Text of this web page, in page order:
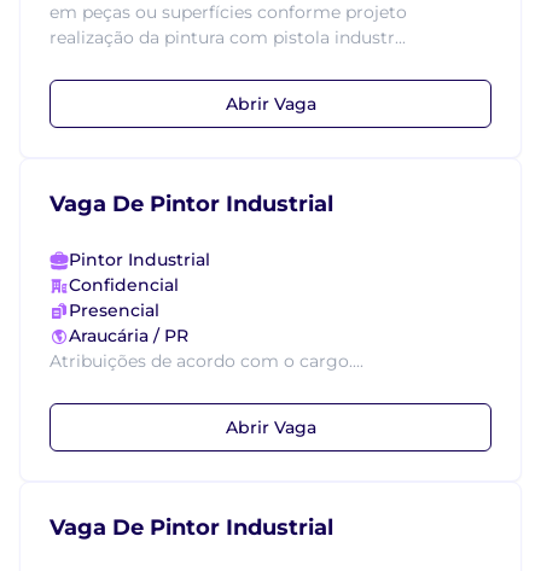
em peças ou superfícies conforme projeto
realização da pintura com pistola industr...
Abrir Vaga
Vaga De Pintor Industrial
Pintor Industrial
Confidencial
Presencial
Araucária / PR
Atribuições de acordo com o cargo....
Abrir Vaga
Vaga De Pintor Industrial